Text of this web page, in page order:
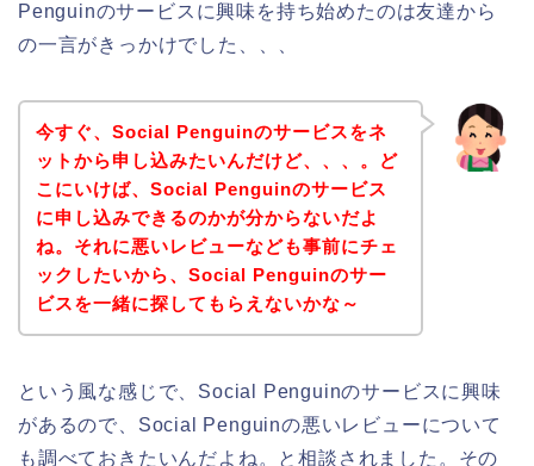
Penguinのサービスに興味を持ち始めたのは友達から
の一言がきっかけでした、、、
今すぐ、Social Penguinのサービスをネ
ットから申し込みたいんだけど、、、。ど
こにいけば、Social Penguinのサービス
に申し込みできるのかが分からないだよ
ね。それに悪いレビューなども事前にチェ
ックしたいから、Social Penguinのサー
ビスを一緒に探してもらえないかな～
という風な感じで、Social Penguinのサービスに興味
があるので、Social Penguinの悪いレビューについて
も調べておきたいんだよね。と相談されました。その